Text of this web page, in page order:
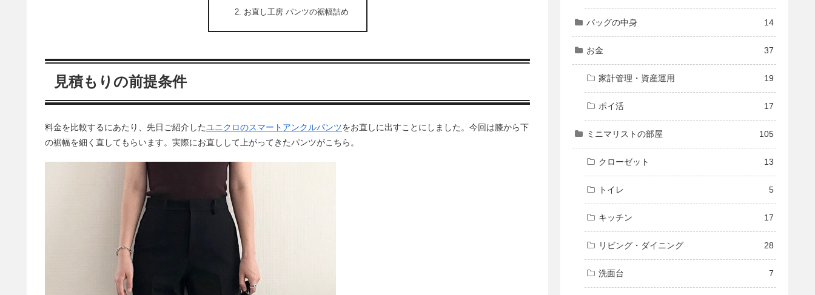
お直し工房 パンツの裾幅詰め
見積もりの前提条件
料金を比較するにあたり、先日ご紹介したユニクロのスマートアンクルパンツをお直しに出すことにしました。今回は膝から下
の裾幅を細く直してもらいます。実際にお直しして上がってきたパンツがこちら。
バッグの中身 14
お金 37
家計管理・資産運用 19
ポイ活 17
ミニマリストの部屋 105
クローゼット 13
トイレ 5
キッチン 17
リビング・ダイニング 28
洗面台 7